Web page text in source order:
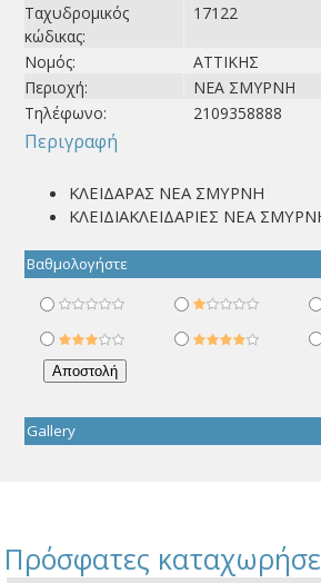
Ταχυδρομικός
κώδικας:
17122
Νομός:
ΑΤΤΙΚΗΣ
Περιοχή:
ΝΕΑ ΣΜΥΡΝΗ
Τηλέφωνο:
2109358888
Περιγραφή
ΚΛΕΙΔΑΡΑΣ ΝΕΑ ΣΜΥΡΝΗ
ΚΛΕΙΔΙΑΚΛΕΙΔΑΡΙΕΣ ΝΕΑ
Βαθμολογήστε
Gallery
Πρόσφατες